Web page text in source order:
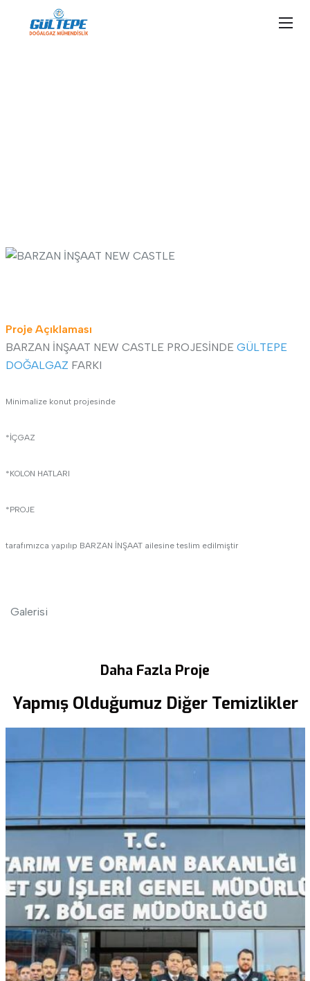
Proje Açıklaması
BARZAN İNŞAAT NEW CASTLE PROJESİNDE GÜLTEPE
DOĞALGAZ FARKI
Minimalize konut projesinde
*İÇGAZ
*KOLON HATLARI
*PROJE
tarafımızca yapılıp BARZAN İNŞAAT ailesine teslim edilmiştir
Galerisi
Daha Fazla Proje
Yapmış Olduğumuz Diğer Temizlikler